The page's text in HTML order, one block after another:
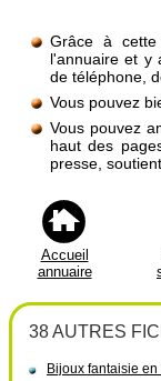
Grâce à
l'annuaire et y
de téléphone,
Vous pouvez
Vous pouvez
haut des
presse,
Accueil
annuaire
38 AUTRES
Bijoux fantaisie